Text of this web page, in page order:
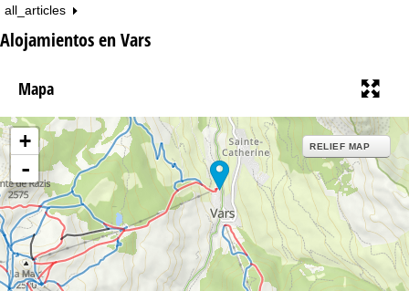
all_articles
Alojamientos en Vars
Mapa
+
-
RELIEF MAP